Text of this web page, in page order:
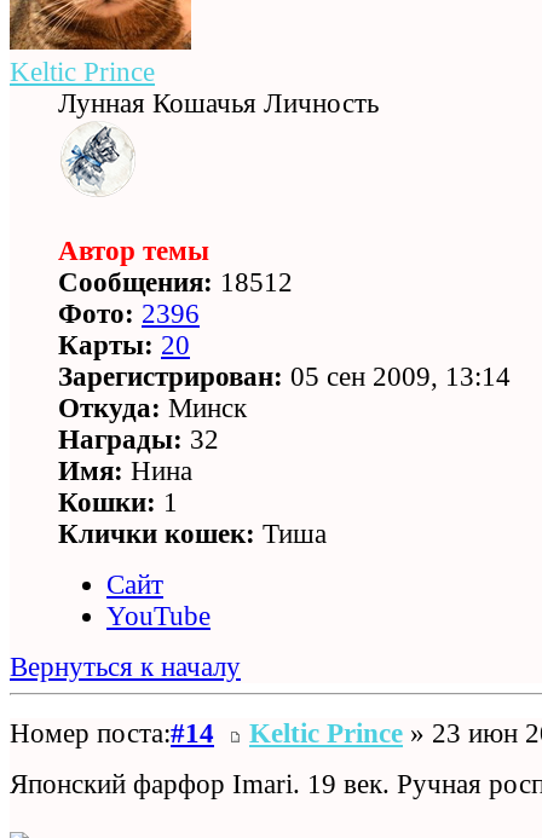
Keltic Prince
Лунная Кошачья Личность
Автор темы
Сообщения: 18512
Фото: 2396
Карты: 20
Зарегистрирован: 05 сен 2009, 13:14
Откуда: Минск
Награды: 32
Имя: Нина
Кошки: 1
Клички кошек: Тиша
Сайт
YouTube
Вернуться к началу
Номер поста:#14 Keltic Prince » 23 июн
Японский фарфор Imari. 19 век. Ручная